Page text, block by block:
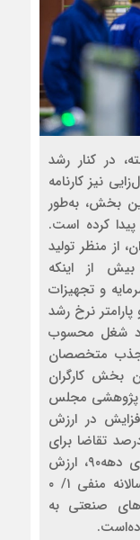
در کنار رشد
نیز کارنامه
بخش، به‌طور
پیدا کرده است.
از منظر تولید
بیش از اینکه
و تجهیزات
نرخ رشد
شغل محسوب
متخصصان
این بخش کارگران
پژوهشی مجلس
هر ۱۰درصد افزایش در ارزش
این بخش، به‌طور متوسط ۴/ ۲درصد تقاضا برای
نیروی کار ایجاد می‌کند، اما در سال‌های دهه۹۰، ارزش
افزوده بخش صنعت به‌طور متوسط سالانه منفی ۱/ ۰
صنعتی به